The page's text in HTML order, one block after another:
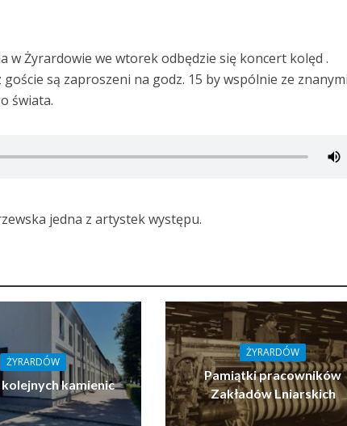
w Żyrardowie we wtorek odbędzie się koncert kolęd .
są zaproszeni na godz. 15 by wspólnie ze
świata.
jedna z artystek występu.
ŻYRARDÓW
kamienic
ŻYRARDÓW
Pamiątki pracowników
Zakładów Lniarskich